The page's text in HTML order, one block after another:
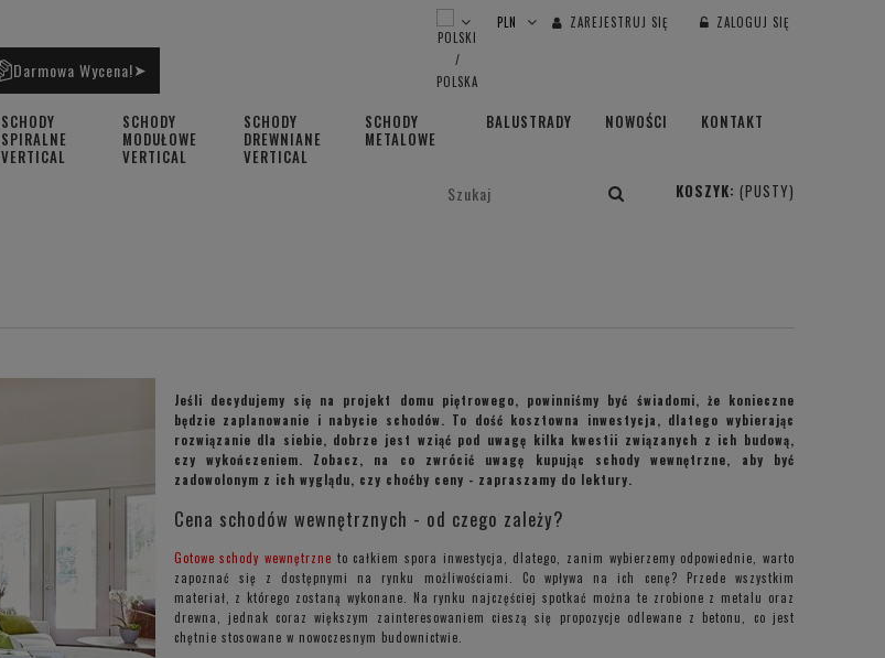
ZAREJESTRUJ SIĘ ZALOGUJ SIĘ
SCHODY
SPIRALNE
VERTICAL
SCHODY
MODUŁOWE
VERTICAL
SCHODY
DREWNIANE
VERTICAL
SCHODY
METALOWE
BALUSTRADY NOWOŚCI KONTAKT
Darmowa Wycena!➤
KOSZYK: (PUSTY)
Jeśli decydujemy się na projekt domu piętrowego, powinniśmy być świadomi, że konieczne
będzie zaplanowanie i nabycie schodów. To dość kosztowna inwestycja, dlatego wybierając
rozwiązanie dla siebie, dobrze jest wziąć pod uwagę kilka kwestii związanych z ich budową,
czy wykończeniem. Zobacz, na co zwrócić uwagę kupując schody wewnętrzne, aby być
zadowolonym z ich wyglądu, czy choćby ceny - zapraszamy do lektury.
Cena schodów wewnętrznych - od czego zależy?
Gotowe schody wewnętrzne to całkiem spora inwestycja, dlatego, zanim wybierzemy odpowiednie, warto
zapoznać się z dostępnymi na rynku możliwościami. Co wpływa na ich cenę? Przede wszystkim
materiał, z którego zostaną wykonane. Na rynku najczęściej spotkać można te zrobione z metalu oraz
drewna, jednak coraz większym zainteresowaniem cieszą się propozycje odlewane z betonu, co jest
chętnie stosowane w nowoczesnym budownictwie.